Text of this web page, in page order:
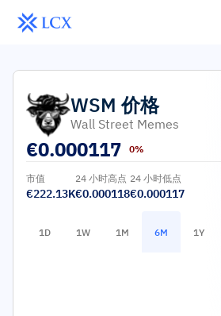
WSM 价格
Wall Street Memes
€0.000117 0%
市值
€222.13K
24 小时高点
€0.000118
24 小时低点
€0.000117
1D 1W 1M 6M 1Y